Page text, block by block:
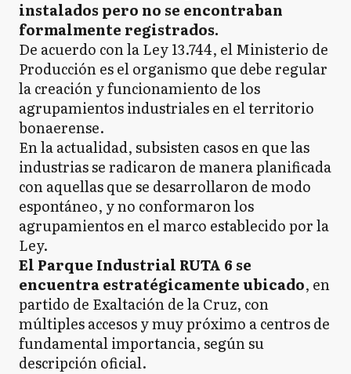
instalados pero no se encontraban
formalmente registrados.
De acuerdo con la Ley 13.744, el Ministerio de
Producción es el organismo que debe regular
la creación y funcionamiento de los
agrupamientos industriales en el territorio
bonaerense.
En la actualidad, subsisten casos en que las
industrias se radicaron de manera planificada
con aquellas que se desarrollaron de modo
espontáneo, y no conformaron los
agrupamientos en el marco establecido por la
Ley.
El Parque Industrial RUTA 6 se
encuentra estratégicamente ubicado, en
partido de Exaltación de la Cruz, con
múltiples accesos y muy próximo a centros de
fundamental importancia, según su
descripción oficial.